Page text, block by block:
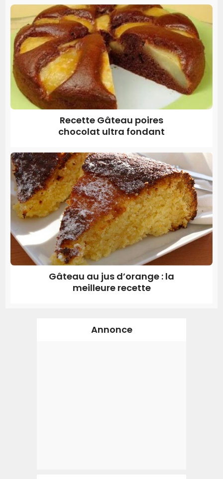
Recette Gâteau poires
chocolat ultra fondant
Gâteau au jus d’orange : la
meilleure recette
Annonce